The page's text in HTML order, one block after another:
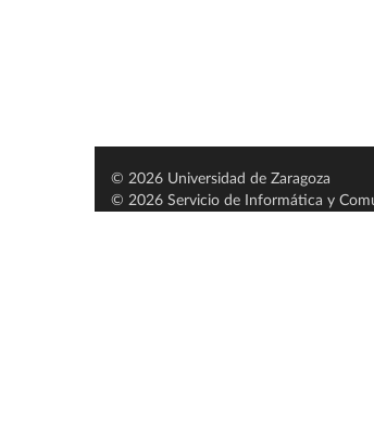
© 2026 Universidad de Zaragoza
© 2026 Servicio de Informática y